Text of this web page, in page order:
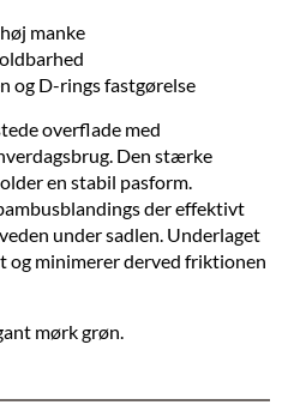
manke
og D-rings fastgørelse
overflade med
Den stærke
en stabil pasform.
der effektivt
under sadlen. Underlaget
og minimerer derved friktionen
mørk grøn.